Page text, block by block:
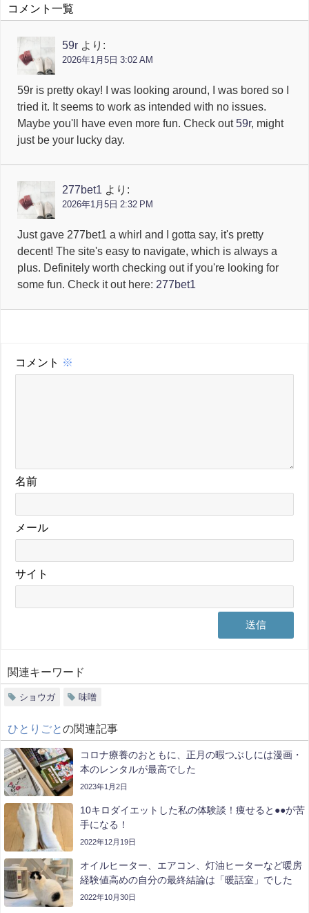
コメント一覧
59r より:
2026年1月5日 3:02 AM
59r is pretty okay! I was looking around, I was bored so I
tried it. It seems to work as intended with no issues.
Maybe you'll have even more fun. Check out59r, might
just be your lucky day.
277bet1 より:
2026年1月5日 2:32 PM
Just gave 277bet1 a whirl and I gotta say, it's pretty
decent! The site's easy to navigate, which is always a
plus. Definitely worth checking out if you're looking for
some fun. Check it out here: 277bet1
コメント ※
名前
メール
サイト
関連キーワード
ショウガ 味噌
ひとりごとの関連記事
コロナ療養のおともに、正月の暇つぶしには漫画・
本のレンタルが最高でした
2023年1月2日
10キロダイエットした私の体験談！痩せると●●が苦
手になる！
2022年12月19日
オイルヒーター、エアコン、灯油ヒーターなど暖房
経験値高めの自分の最終結論は「暖話室」でした
2022年10月30日